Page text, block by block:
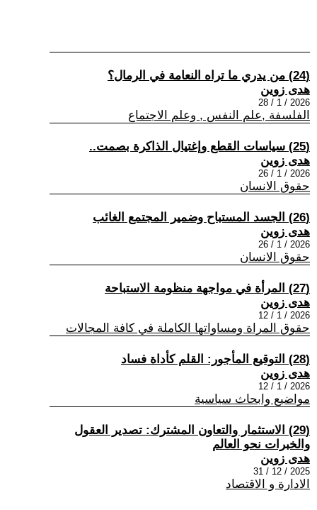
(24) من يدري ما تراه النعامة في الرمال؟
هدى زوين
2026 / 1 / 28
الفلسفة ,علم النفس , وعلم الاجتماع
(25) سياسات القطع وإغتيال الذاكرة بصمت..
هدى زوين
2026 / 1 / 26
حقوق الانسان
(26) الجسد المستباح وضمير المجتمع الغائب
هدى زوين
2026 / 1 / 26
حقوق الانسان
(27) المرأة في مواجهة منظومة الاستباحة
هدى زوين
2026 / 1 / 12
حقوق المراة ومساواتها الكاملة في كافة المجالات
(28) التوقيع المأجور: القلم كأداة فساد
هدى زوين
2026 / 1 / 12
مواضيع وابحاث سياسية
(29) الاستثمار والتعاون المشترك: تصدير العقول
والخبرات نحو العالم
هدى زوين
2025 / 12 / 31
الادارة و الاقتصاد